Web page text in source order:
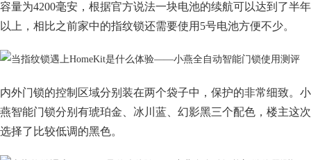
容量为4200毫安，根据官方说法一块电池的续航可以达到了半年
以上，相比之前家中的指纹锁还需要使用5号电池方便不少。
内外门锁的控制区域分别装在两个袋子中，保护的非常细致。小
燕智能门锁分别有琥珀金、冰川蓝、幻影黑三个配色，楼主这次
选择了比较低调的黑色。